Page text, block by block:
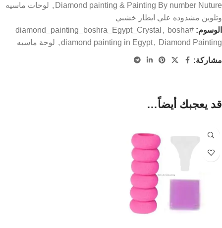
Diamond painting & Painting By number Nuture
, لوحات ماسيه
وتلوين مشدوده علي ايطار خشبي
الوسوم: #diamond_painting_boshra_Egypt_Crystal
, bosha
diamond painting in Egypt, Diamond Painting
, لوحة ماسيه
مشاركة:
قد يعجبك أيضاً…